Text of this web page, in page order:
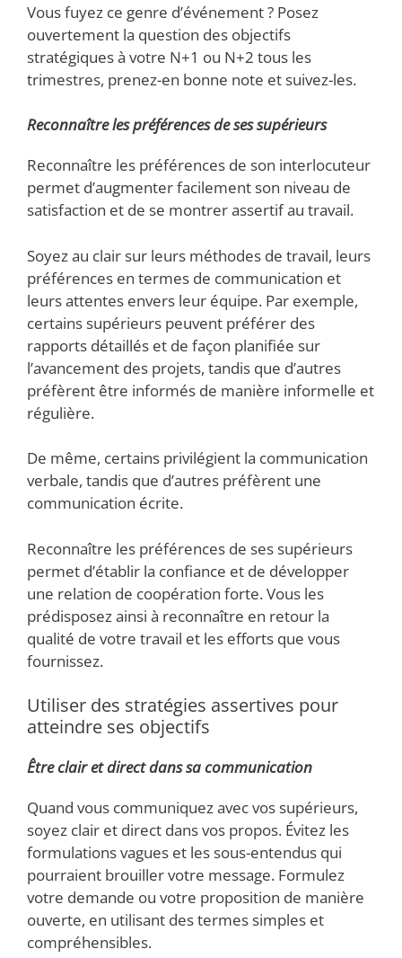
Vous fuyez ce genre d’événement ? Posez
ouvertement la question des objectifs
stratégiques à votre N+1 ou N+2 tous les
trimestres, prenez-en bonne note et suivez-les.
Reconnaître les préférences de ses supérieurs
Reconnaître les préférences de son interlocuteur
permet d’augmenter facilement son niveau de
satisfaction et de se montrer assertif au travail.
Soyez au clair sur leurs méthodes de travail, leurs
préférences en termes de communication et
leurs attentes envers leur équipe. Par exemple,
certains supérieurs peuvent préférer des
rapports détaillés et de façon planifiée sur
l’avancement des projets, tandis que d’autres
préfèrent être informés de manière informelle et
régulière.
De même, certains privilégient la communication
verbale, tandis que d’autres préfèrent une
communication écrite.
Reconnaître les préférences de ses supérieurs
permet d’établir la confiance et de développer
une relation de coopération forte. Vous les
prédisposez ainsi à reconnaître en retour la
qualité de votre travail et les efforts que vous
fournissez.
Utiliser des stratégies assertives pour
atteindre ses objectifs
Être clair et direct dans sa communication
Quand vous communiquez avec vos supérieurs,
soyez clair et direct dans vos propos. Évitez les
formulations vagues et les sous-entendus qui
pourraient brouiller votre message. Formulez
votre demande ou votre proposition de manière
ouverte, en utilisant des termes simples et
compréhensibles.